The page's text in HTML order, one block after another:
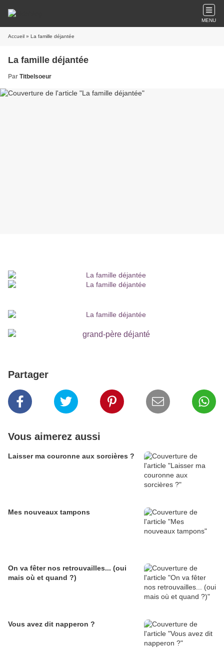
MENU
Accueil » La famille déjantée
La famille déjantée
Par Titbelsoeur
Partager
Vous aimerez aussi
Laisser ma couronne aux sorcières ?
Mes nouveaux tampons
On va fêter nos retrouvailles... (oui
mais où et quand ?)
Vous avez dit napperon ?